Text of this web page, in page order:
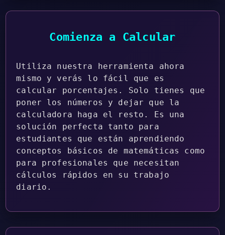
Comienza a Calcular
Utiliza nuestra herramienta ahora
mismo y verás lo fácil que es
calcular porcentajes. Solo tienes que
poner los números y dejar que la
calculadora haga el resto. Es una
solución perfecta tanto para
estudiantes que están aprendiendo
conceptos básicos de matemáticas como
para profesionales que necesitan
cálculos rápidos en su trabajo
diario.